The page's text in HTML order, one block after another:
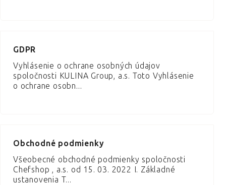
GDPR
Vyhlásenie o ochrane osobných údajov
spoločnosti KULINA Group, a.s. Toto Vyhlásenie
o ochrane osobn...
Obchodné podmienky
Všeobecné obchodné podmienky spoločnosti
Chefshop , a.s. od 15. 03. 2022 I. Základné
ustanovenia T...